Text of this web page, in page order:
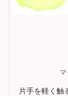
片手を軽く触